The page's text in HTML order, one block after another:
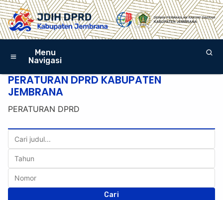
Menu
Navigasi
PERATURAN DPRD KABUPATEN
JEMBRANA
PERATURAN DPRD
Cari